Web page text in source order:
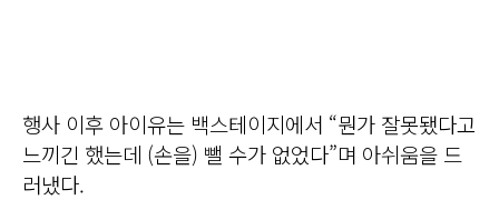
행사 이후 아이유는 백스테이지에서 “뭔가 잘못됐다고
느끼긴 했는데 (손을) 뺄 수가 없었다”며 아쉬움을 드
러냈다.